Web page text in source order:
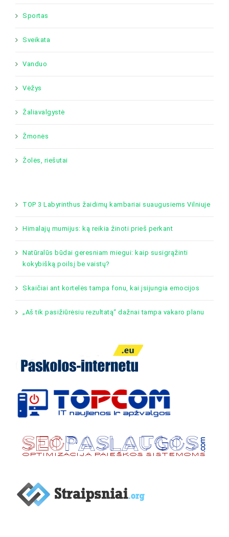
Sportas
Sveikata
Vanduo
Vėžys
Žaliavalgystė
Žmonės
Žolės, riešutai
TOP 3 Labyrinthus žaidimų kambariai suaugusiems Vilniuje
Himalajų mumijus: ką reikia žinoti prieš perkant
Natūralūs būdai geresniam miegui: kaip susigrąžinti
kokybišką poilsį be vaistų?
Skaičiai ant kortelės tampa fonu, kai įsijungia emocijos
„Aš tik pasižiūrėsiu rezultatą“ dažnai tampa vakaro planu